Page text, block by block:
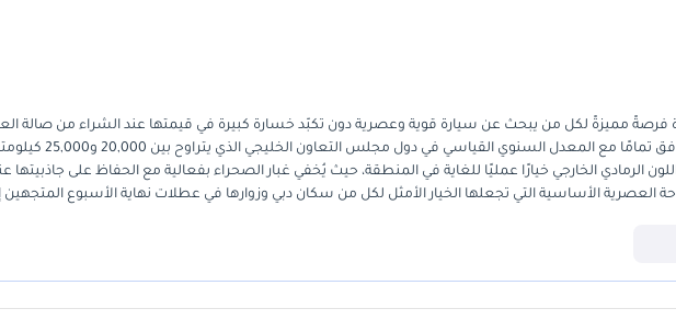
فرصةً مميزةً لكل من يبحث عن سيارة قوية وعصرية دون تكبّد خسارة كبيرة في قيمتها عند الشراء من صالة
وبما أنها موديل 2024، وقطعت مسافةً تتوافق تمامًا مع المعدل السنوي القياسي في دول مجلس التعاون الخليجي الذي يتراوح
الرمادي الخارجي خيارًا عمليًا للغاية في المنطقة، حيث يُخفي غبار الصحراء بفعالية مع الحفاظ على جاذبيتها
العصرية الأساسية التي تجعلها الخيار الأمثل لكل من سكان دبي وزوارها في عطلات نهاية الأسبوع المتجهين
الرباعي الحديثة، مدعومةً بشبكة خدمات واسعة النطاق وتوافر قطع الغيار بكثرة.